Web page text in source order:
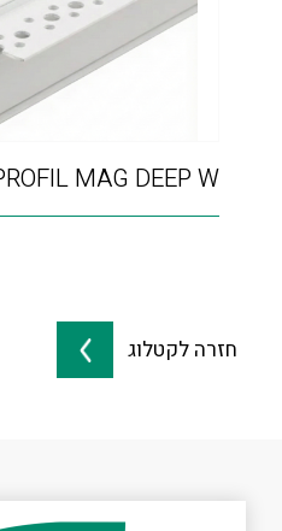
MAG DEEP W
חזרה לקטלוג